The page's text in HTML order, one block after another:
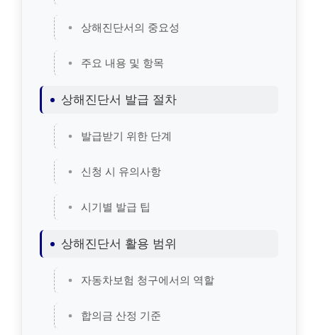
상해진단서의 중요성
주요 내용 및 항목
상해진단서 발급 절차
발급받기 위한 단계
신청 시 유의사항
시기별 발급 팁
상해진단서 활용 범위
자동차보험 청구에서의 역할
합의금 산정 기준